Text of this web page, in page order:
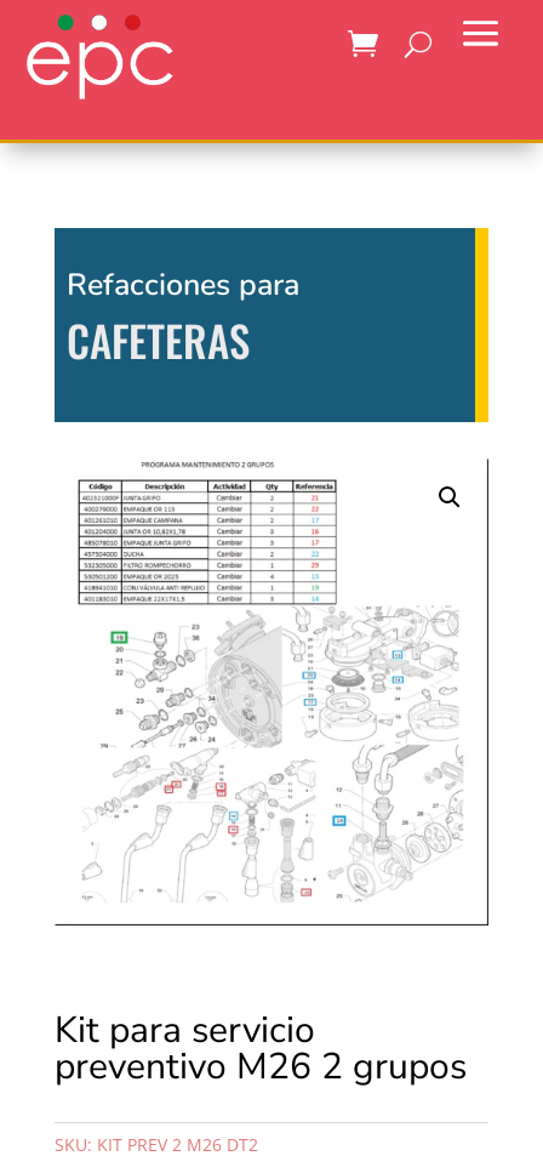
Refacciones para
CAFETERAS
Kit para servicio
preventivo M26 2 grupos
SKU: KIT PREV 2 M26 DT2